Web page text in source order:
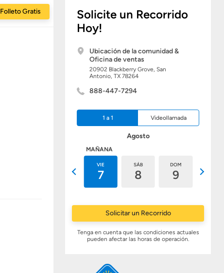
Solicite un Recorrido
Hoy!
Ubicación de la comunidad &
Oficina de ventas
20902 Blackberry Grove, San
Antonio, TX 78264
888-447-7294
1 a 1 Videollamada
Agosto
MAÑANA
VIE
7
SÁB
8
DOM
9
Solicitar un Recorrido
Tenga en cuenta que las condiciones actuales
pueden afectar las horas de operación.
Folleto Gratis